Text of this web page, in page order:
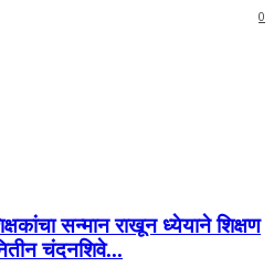
0
सन्मान राखून ध्येयाने शिक्षण
चंदनशिवे...